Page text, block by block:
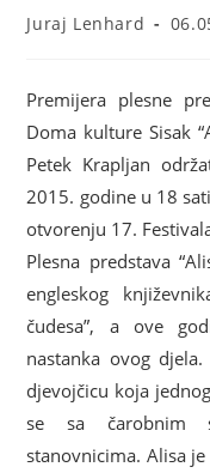
Juraj Lenhard
Premijera plesne
Doma kulture Sisak
Petek Krapljan
2015. godine u 18
otvorenju 17.
Plesna predstava
engleskog
čudesa”, a ove
nastanka ovog
djevojčicu koja
se sa čarobnim
stanovnicima. Alisa